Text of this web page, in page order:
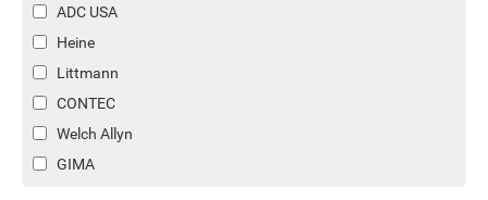
ADC USA
Heine
Littmann
CONTEC
Welch Allyn
GIMA